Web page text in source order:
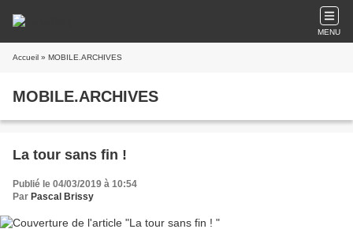
MENU
Accueil » MOBILE.ARCHIVES
MOBILE.ARCHIVES
La tour sans fin !
Publié le 04/03/2019 à 10:54
Par Pascal Brissy